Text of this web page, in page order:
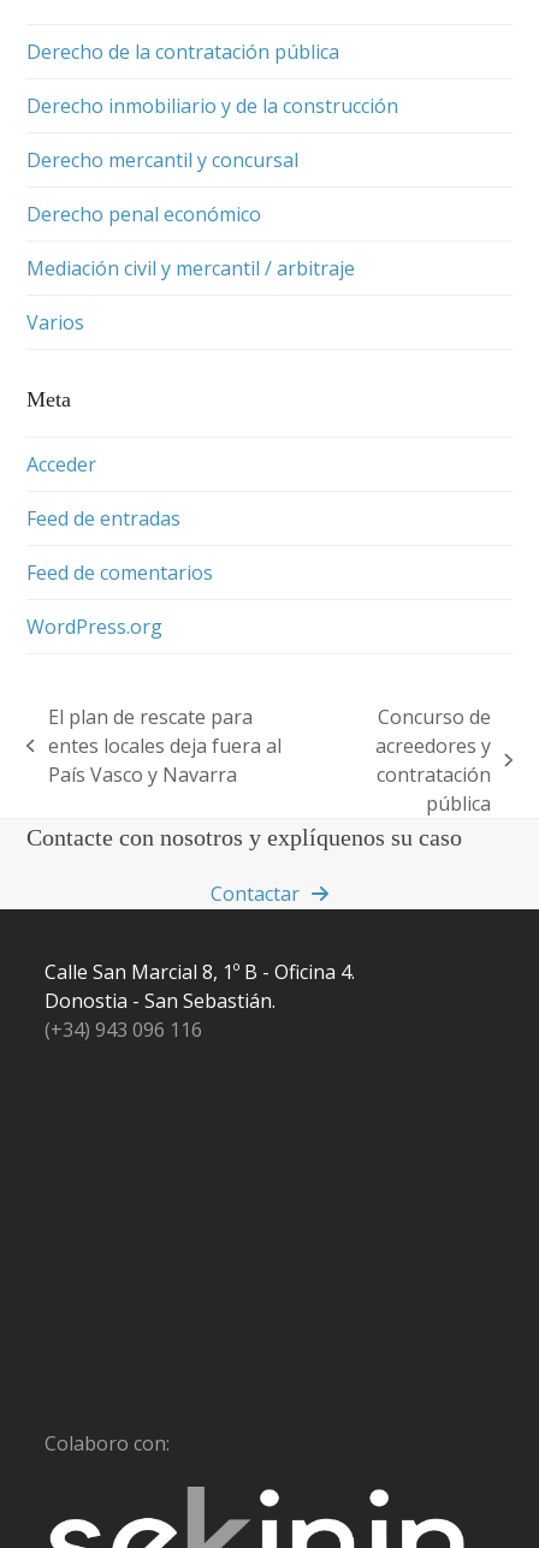
Derecho de la contratación pública
Derecho inmobiliario y de la construcción
Derecho mercantil y concursal
Derecho penal económico
Mediación civil y mercantil / arbitraje
Varios
Meta
Acceder
Feed de entradas
Feed de comentarios
WordPress.org
previous
post:
El plan de rescate para
entes locales deja fuera al
País Vasco y Navarra
Concurso de
acreedores y
contratación
pública
Contacte con nosotros y explíquenos su caso
Contactar
Calle San Marcial 8, 1º B - Oficina 4.
Donostia - San Sebastián.
(+34) 943 096 116
Colaboro con: